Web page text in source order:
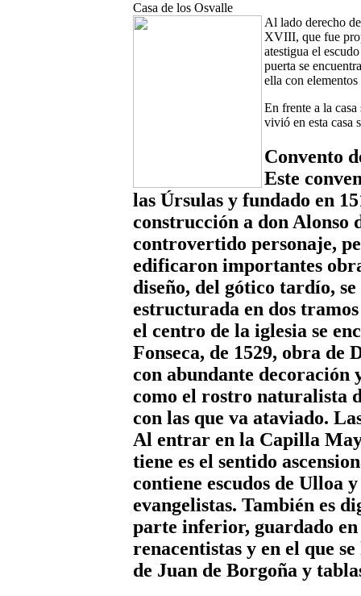
Casa de los Osvalle
Al lado derecho
XVIII, que fue
atestigua el
puerta se
ella con elementos
En frente a la
vivió en esta casa
Convento
Este
las Úrsulas y fundado en
construcción a don Alonso
controvertido personaje,
edificaron importantes
diseño, del gótico tardío,
estructurada en dos
el centro de la iglesia se
Fonseca, de 1529, obra de
con abundante decoración
como el rostro naturalista
con las que va ataviado.
Al entrar en la Capilla
tiene es el sentido
contiene escudos de Ulloa
evangelistas. También es
parte inferior, guardado
renacentistas y en el que
de Juan de Borgoña y